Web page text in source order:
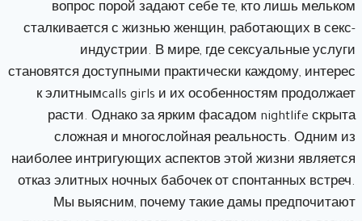
вопрос порой задают себе те, кто лишь мельком
сталкивается с жизнью женщин, работающих в секс-
индустрии. В мире, где сексуальные услуги
становятся доступными практически каждому, интерес
к элитнымcalls girls и их особенностям продолжает
расти. Однако за ярким фасадом nightlife скрыта
сложная и многослойная реальность. Одним из
наиболее интригующих аспектов этой жизни является
отказ элитных ночных бабочек от спонтанных встреч.
Мы выясним, почему такие дамы предпочитают